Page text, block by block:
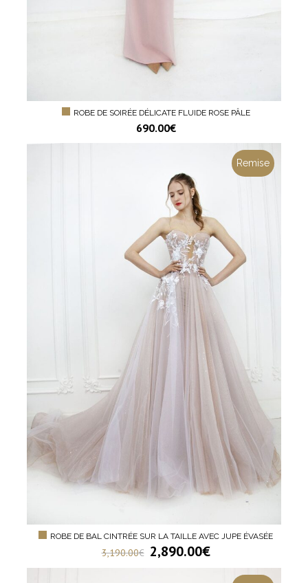
ROBE DE SOIRÉE DÉLICATE FLUIDE ROSE PÂLE
690.00€
Remise
ROBE DE BAL CINTRÉE SUR LA TAILLE AVEC JUPE ÉVASÉE
3,190.00€ 2,890.00€